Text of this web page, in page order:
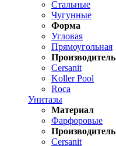
Стальные
Чугунные
Форма
Угловая
Прямоугольная
Производитель
Cersanit
Koller Pool
Roca
Унитазы
Материал
Фарфоровые
Производитель
Cersanit